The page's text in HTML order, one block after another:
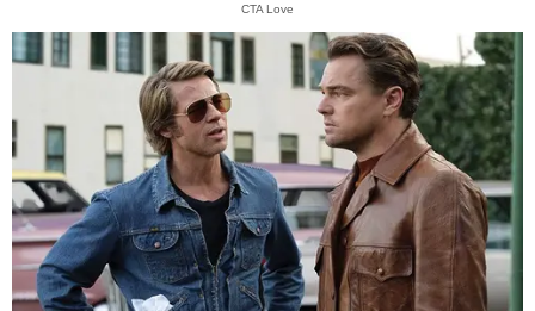
CTA Love